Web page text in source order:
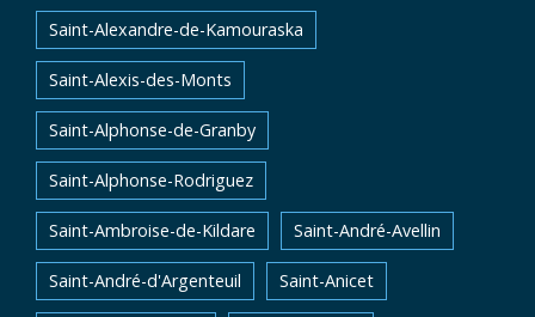
Saint-Alexandre-de-Kamouraska
Saint-Alexis-des-Monts
Saint-Alphonse-de-Granby
Saint-Alphonse-Rodriguez
Saint-Ambroise-de-Kildare Saint-André-Avellin
Saint-André-d'Argenteuil Saint-Anicet